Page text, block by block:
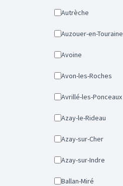
Autrèche
Auzouer-en-Touraine
Avoine
Avon-les-Roches
Avrillé-les-Ponceaux
Azay-le-Rideau
Azay-sur-Cher
Azay-sur-Indre
Ballan-Miré